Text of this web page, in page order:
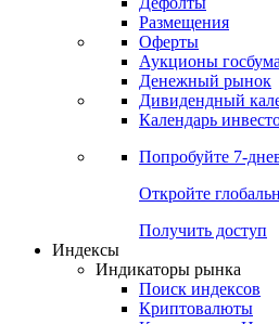
Размещения
Оферты
Аукционы
Денежный рынок
Дивидендный
Календарь
Попробуйте 7-
Откройте
Получить доступ
Индексы
Индикаторы рынка
Поиск индексов
Криптовалюты